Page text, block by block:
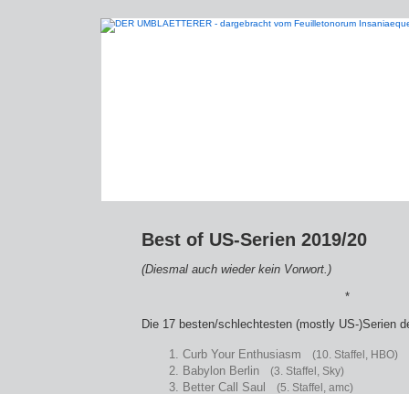
Best of US-Serien 2019/20
(Diesmal auch wieder kein Vorwort.)
*
Die 17 besten/schlechtesten (mostly US-)Serien
1. Curb Your Enthusiasm (10. Staffel, HBO)
2. Babylon Berlin (3. Staffel, Sky)
3. Better Call Saul (5. Staffel, amc)